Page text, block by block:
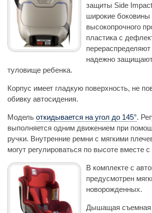
защиты Side
широкие боковины
высокопрочного
пластика с
надежно
туловище ребенка.
Корпус имеет гладкую поверхность, не
обивку автосидения.
Модель откидывается на угол до 145°.
выполняется одним движением при
ручки. Внутренние ремни с мягкими
могут регулироваться по высоте вместе
В комплекте с
предусмотрен
новорожденных.
Дышащая съемная